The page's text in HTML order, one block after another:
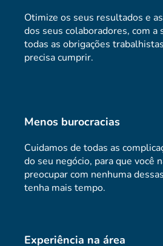
Otimize os seus resultados e
dos seus colaboradores, com a
todas as obrigações
precisa cumprir.
Menos burocracias
Cuidamos de todas as
do seu negócio, para que você
preocupar com nenhuma
tenha mais tempo.
Experiência na área